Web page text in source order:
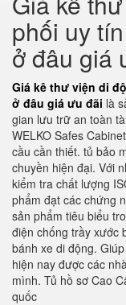
phối uy
ở đâu giá
Giá kê thư viện di
ở đâu giá ưu đãi là
gian lưu trữ an toàn
WELKO Safes
cầu cần thiết. tủ bảo
chuyền hiện đại. Với
kiểm tra chất lượng
phẩm đạt các chứng
sản phẩm tiêu biểu
điện chống trầy xước
bánh xe di động.
hiện nay được các
mình. Tủ hồ sơ Cao
quốc